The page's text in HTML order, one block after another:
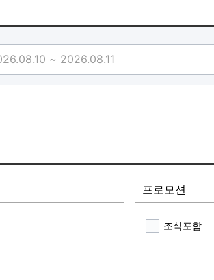
프로모션
조식포함